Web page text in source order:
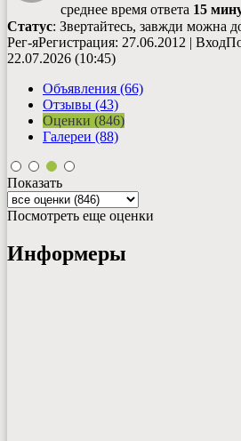
среднее время ответа 15
Статус: Звертайтесь, завжди можна
Рег-яРегистрация: 27.06.2012 | Вход
22.07.2026 (10:45)
Объявления (66)
Отзывы (43)
Оценки (846)
Галереи (88)
Показать
Посмотреть еще оценки
Информеры